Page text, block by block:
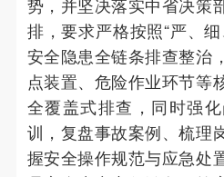
排，要求严格按照“严、
安全隐患全链条排查整治
点装置、危险作业环节等
全覆盖式排查，同时强
训，复盘事故案例、梳理
握安全操作规范与应急处